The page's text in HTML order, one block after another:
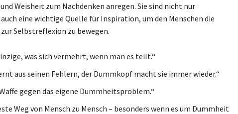
Weisheit zum Nachdenken anregen. Sie sind nicht nur
eine wichtige Quelle für Inspiration, um den Menschen die
Selbstreflexion zu bewegen.
was sich vermehrt, wenn man es teilt.“
aus seinen Fehlern, der Dummkopf macht sie immer wieder.“
gegen das eigene Dummheitsproblem.“
Weg von Mensch zu Mensch – besonders wenn es um Dummheit